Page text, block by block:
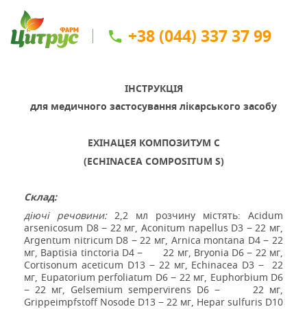
+38 (044) 337 37 99
ІНСТРУКЦІЯ
для медичного застосування лікарського засобу
ЕХІНАЦЕЯ КОМПОЗИТУМ С
(ECHINACEA COMPOSITUM S)
Склад:
діючі речовини:2,2 мл розчину містять: Acidum
arsenicosum D8 − 22 мг,Aconitum napellus D3 − 22 мг,
Argentum nitricum D8 − 22 мг, Arnica montana D4 − 22
мг, Baptisia tinctoria D4 − 22 мг, Bryonia D6 − 22 мг,
Cortisonum aceticum D13 − 22 мг, Echinacea D3 −
22
мг, Eupatorium perfoliatum D6 − 22 мг, Euphorbium D6
− 22 мг, Gelsemium sempervirens D6 −
22 мг,
Grippeimpfstoff Nosode D13 − 22 мг, Hepar sulfuris D10